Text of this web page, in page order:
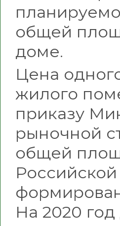
общей
доме.
Цена
жилого
приказу
рыночной
общей
На 2020